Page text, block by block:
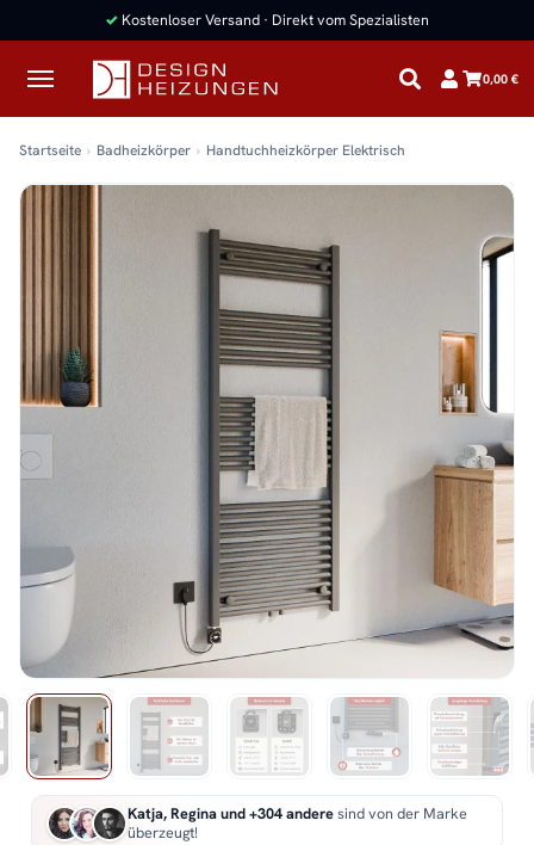
✓ Kostenloser Versand · Direkt vom Spezialisten
0,00 €
Startseite Badheizkörper Handtuchheizkörper Elektrisch
Katja, Regina und +304 anderesind von der Marke
überzeugt!